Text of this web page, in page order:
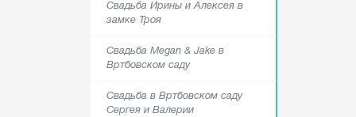
Свадьба Ирины и Алексея в
замке Троя
Свадьба Megan & Jake в
Вртбовском саду
Свадьба в Вртбовском саду
Сергея и Валерии